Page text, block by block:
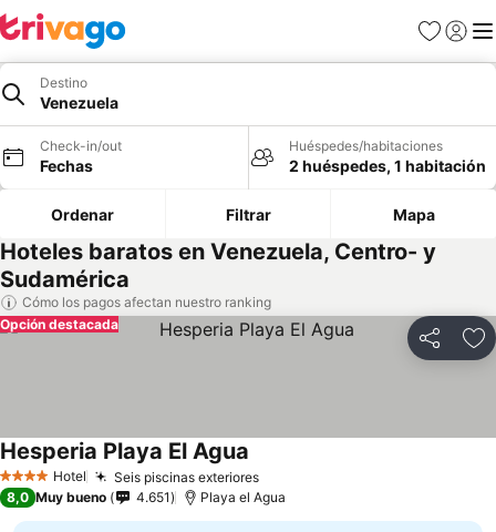
Favoritos
Iniciar
Destino
Venezuela
Check-in/out
Fechas
Huéspedes/habitaciones
2 huéspedes, 1 habitación
Ordenar Filtrar Mapa
Hoteles baratos en Venezuela, Centro- y
Sudamérica
Cómo los pagos afectan nuestro ranking
Compartir
Opción destacada
4 EstrellasHotel Seis piscinas exteriores
Hesperia Playa El Agua
8,0 Muy bueno 4.651 Playa el Agua